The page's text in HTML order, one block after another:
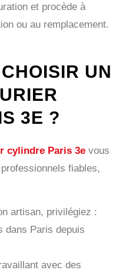
et procède à
ou au remplacement.
UN
3E ?
cylindre Paris 3evous
fiables,
artisan, privilégiez :
dans Paris depuis
avec des